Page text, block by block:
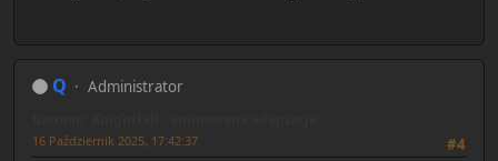
Q Administrator
#4
16 Październik 2025, 17:42:37